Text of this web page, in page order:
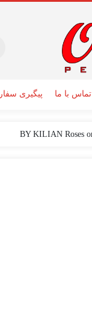
تماس با ما پیگیری
BY KILIAN Roses